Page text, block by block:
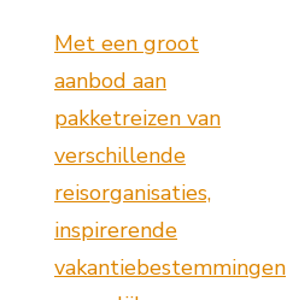
Met een groot
aanbod aan
pakketreizen van
verschillende
reisorganisaties,
inspirerende
vakantiebestemmingen